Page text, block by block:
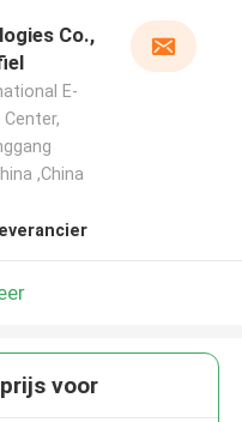
Co.,
E-
,China
voor